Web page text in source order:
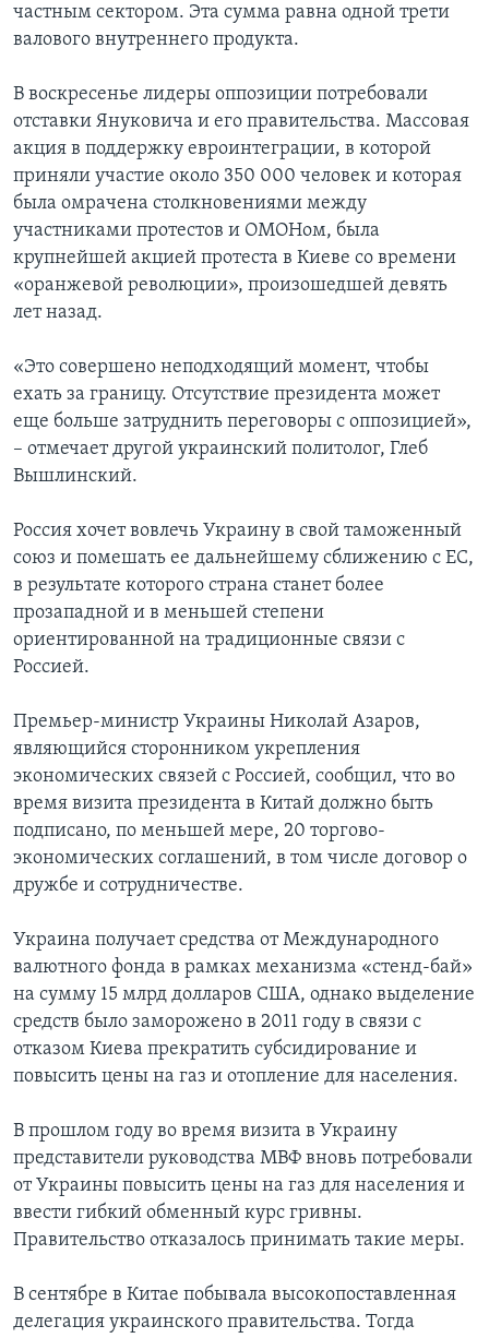
частным сектором. Эта сумма равна одной трети
валового внутреннего продукта.
В воскресенье лидеры оппозиции потребовали
отставки Януковича и его правительства. Массовая
акция в поддержку евроинтеграции, в которой
приняли участие около 350 000 человек и которая
была омрачена столкновениями между
участниками протестов и ОМОНом, была
крупнейшей акцией протеста в Киеве со времени
«оранжевой революции», произошедшей девять
лет назад.
«Это совершено неподходящий момент, чтобы
ехать за границу. Отсутствие президента может
еще больше затруднить переговоры с оппозицией»,
– отмечает другой украинский политолог, Глеб
Вышлинский.
Россия хочет вовлечь Украину в свой таможенный
союз и помешать ее дальнейшему сближению с ЕС,
в результате которого страна станет более
прозападной и в меньшей степени
ориентированной на традиционные связи с
Россией.
Премьер-министр Украины Николай Азаров,
являющийся сторонником укрепления
экономических связей с Россией, сообщил, что во
время визита президента в Китай должно быть
подписано, по меньшей мере, 20 торгово-
экономических соглашений, в том числе договор о
дружбе и сотрудничестве.
Украина получает средства от Международного
валютного фонда в рамках механизма «стенд-бай»
на сумму 15 млрд долларов США, однако выделение
средств было заморожено в 2011 году в связи с
отказом Киева прекратить субсидирование и
повысить цены на газ и отопление для населения.
В прошлом году во время визита в Украину
представители руководства МВФ вновь потребовали
от Украины повысить цены на газ для населения и
ввести гибкий обменный курс гривны.
Правительство отказалось принимать такие меры.
В сентябре в Китае побывала высокопоставленная
делегация украинского правительства. Тогда